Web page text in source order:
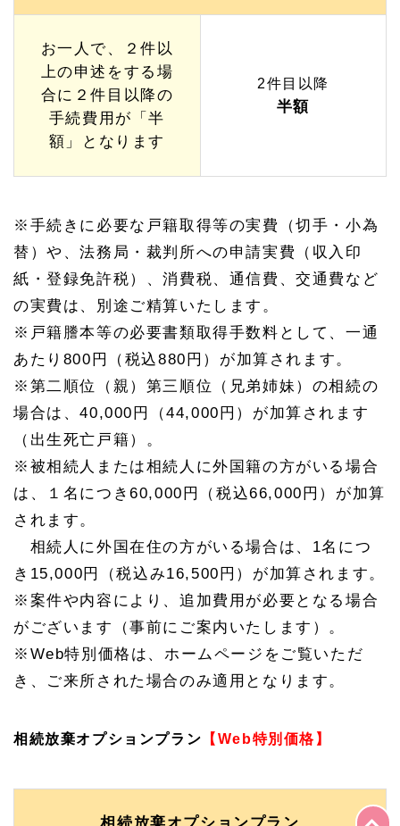
お一人で、２件以
上の申述をする場
合に２件目以降の
手続費用が「半
額」となります
2件目以降
半額
※手続きに必要な戸籍取得等の実費（切手・小為
替）や、法務局・裁判所への申請実費（収入印
紙・登録免許税）、消費税、通信費、交通費など
の実費は、別途ご精算いたします。
※戸籍謄本等の必要書類取得手数料として、一通
あたり800円（税込880円）が加算されます。
※第二順位（親）第三順位（兄弟姉妹）の相続の
場合は、40,000円（44,000円）が加算されます
（出生死亡戸籍）。
※被相続人または相続人に外国籍の方がいる場合
は、１名につき60,000円（税込66,000円）が加算
されます。
相続人に外国在住の方がいる場合は、1名につ
き15,000円（税込み16,500円）が加算されます。
※案件や内容により、追加費用が必要となる場合
がございます（事前にご案内いたします）。
※Web特別価格は、ホームページをご覧いただ
き、ご来所された場合のみ適用となります。
相続放棄オプションプラン 【Web特別価格】